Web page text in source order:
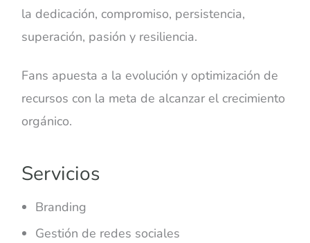
la dedicación, compromiso, persistencia,
superación, pasión y resiliencia.
Fans apuesta a la evolución y optimización de
recursos con la meta de alcanzar el crecimiento
orgánico.
Servicios
Branding
Gestión de redes sociales